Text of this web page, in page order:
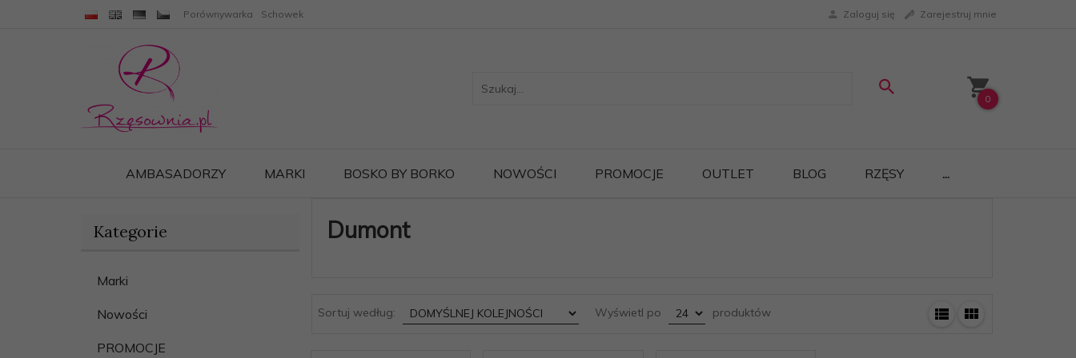
Porównywarka Schowek Zaloguj się Zarejestruj mnie
0
AMBASADORZY MARKI BOSKO BY BORKO NOWOŚCI PROMOCJE OUTLET BLOG RZĘSY ...
Kategorie
Marki
Nowości
PROMOCJE
Dumont
Sortuj według: sort Wyświetl po pop produktów